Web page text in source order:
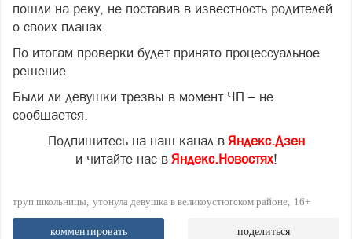
пошли на реку, не поставив в известность родителей
о своих планах.
По итогам проверки будет принято процессуальное
решение.
Были ли девушки трезвы в момент ЧП – не
сообщается.
Подпишитесь на наш канал в Яндекс.Дзен
и читайте нас в Яндекс.Новостях!
труп школьницы утонула девушка в великоустюгском районе 16+
комментировать поделиться